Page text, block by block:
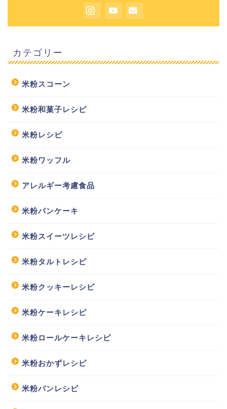
カテゴリー
米粉スコーン
米粉和菓子レシピ
米粉レシピ
米粉ワッフル
アレルギー考慮食品
米粉パンケーキ
米粉スイーツレシピ
米粉タルトレシピ
米粉クッキーレシピ
米粉ケーキレシピ
米粉ロールケーキレシピ
米粉おかずレシピ
米粉パンレシピ